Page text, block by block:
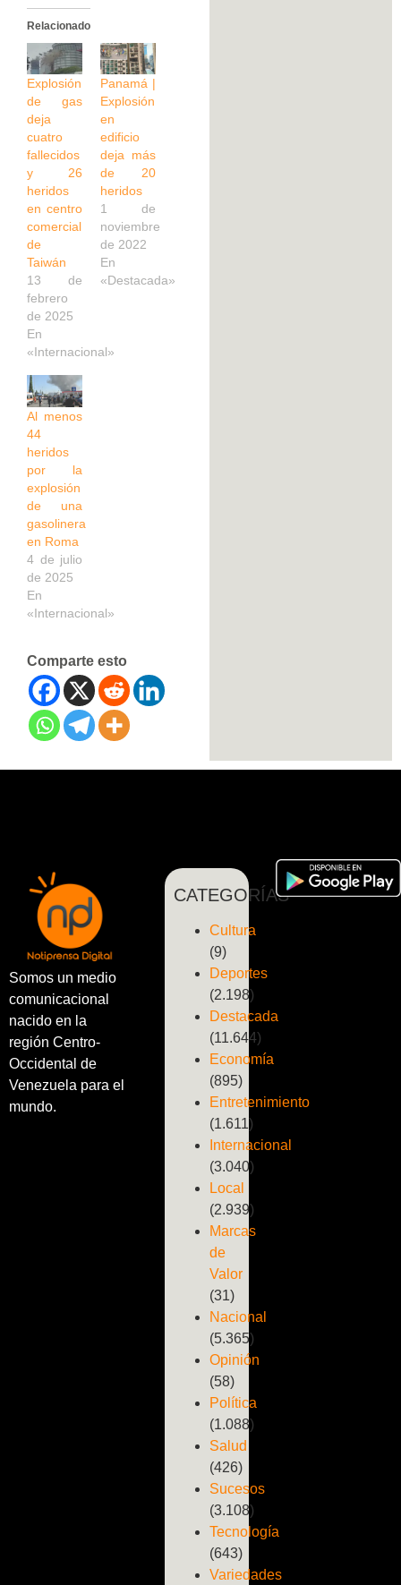
Relacionado
Explosión
de gas
deja
cuatro
fallecidos
y 26
heridos
en centro
comercial
de
Taiwán
13 de
febrero
de 2025
En
«Internacional»
Panamá |
Explosión
en
edificio
deja más
de 20
heridos
1 de
noviembre
de 2022
En
«Destacada»
Al menos
44
heridos
por la
explosión
de una
gasolinera
en Roma
4 de julio
de 2025
En
«Internacional»
Comparte esto
Somos un medio
comunicacional
nacido en la
región Centro-
Occidental de
Venezuela para el
mundo.
CATEGORÍAS
Cultura
(9)
Deportes
(2.198)
Destacada
(11.644)
Economía
(895)
Entretenimiento
(1.611)
Internacional
(3.040)
Local
(2.939)
Marcas
de
Valor
(31)
Nacional
(5.365)
Opinión
(58)
Política
(1.088)
Salud
(426)
Sucesos
(3.108)
Tecnología
(643)
Variedades